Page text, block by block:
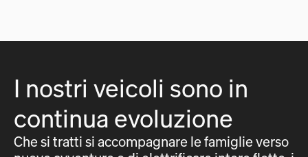
I nostri veicoli sono in
continua evoluzione
Che si tratti si accompagnare le famiglie verso